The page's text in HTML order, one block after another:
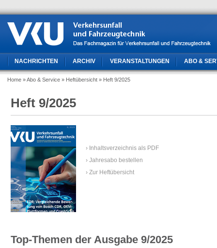
NACHRICHTEN ARCHIV VERANSTALTUNGEN ABO &
Home » Abo & Service » Heftübersicht » Heft 9/2025
Heft 9/2025
› Inhaltsverzeichnis als PDF
› Jahresabo bestellen
› Zur Heftübersicht
Top-Themen der Ausgabe 9/2025